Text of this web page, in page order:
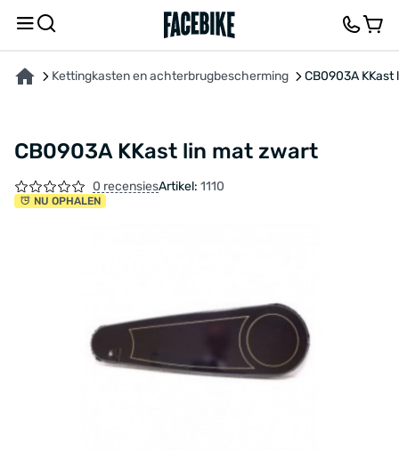
Kettingkasten en achterbrugbescherming CB0903A KKast
CB0903A KKast lin mat zwart
0 recensiesArtikel: 1110
NU OPHALEN
OVER HET PRODUCT FEEDBACK EN VRAGEN